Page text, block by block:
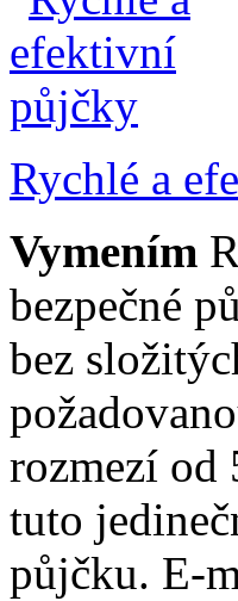
Rychlé a
Vymením
bezpečné
bez
rozmezí od
tuto
půjčku. E-